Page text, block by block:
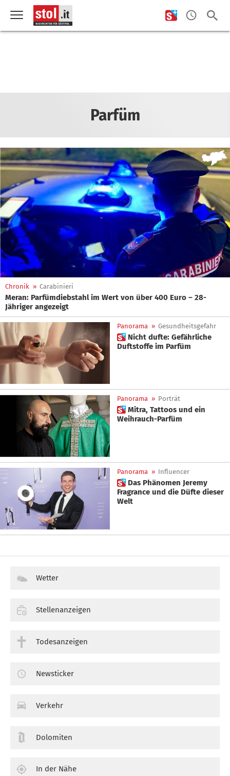
Parfüm
Chronik » Carabinieri
Meran: Parfümdiebstahl im Wert von über 400 Euro – 28-
Jähriger angezeigt
Panorama » Gesundheitsgefahr
 Nicht dufte: Gefährliche
Duftstoffe im Parfüm
Panorama » Porträt
 Mitra, Tattoos und ein
Weihrauch-Parfüm
Panorama » Influencer
 Das Phänomen Jeremy
Fragrance und die Düfte dieser
Welt
Wetter
Stellenanzeigen
Todesanzeigen
Newsticker
Verkehr
Dolomiten
In der Nähe